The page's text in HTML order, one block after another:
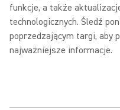
funkcje, a także
technologicznych. Śledź
poprzedzającym targi, aby
najważniejsze informacje.